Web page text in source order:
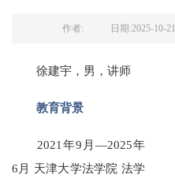
作者: 日期:2025-10-21
徐建宇，男，讲师
教育背景
2021年9月—2025年
6月 天津大学法学院 法学